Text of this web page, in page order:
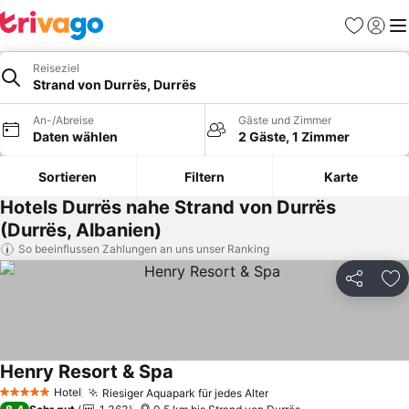
Favoriten
Reiseziel
Strand von Durrës, Durrës
An-/Abreise
Daten wählen
Gäste und Zimmer
2 Gäste, 1 Zimmer
Sortieren Filtern Karte
Hotels Durrës nahe Strand von Durrës
(Durrës, Albanien)
So beeinflussen Zahlungen an uns unser Ranking
Teilen
5 Sterne Hotel Riesiger Aquapark für jedes Alter
Henry Resort & Spa